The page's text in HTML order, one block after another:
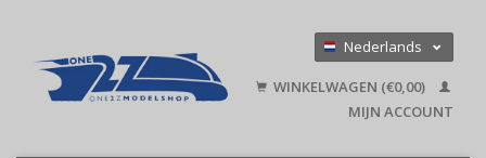
Nederlands
English
WINKELWAGEN (€0,00)
MIJN ACCOUNT